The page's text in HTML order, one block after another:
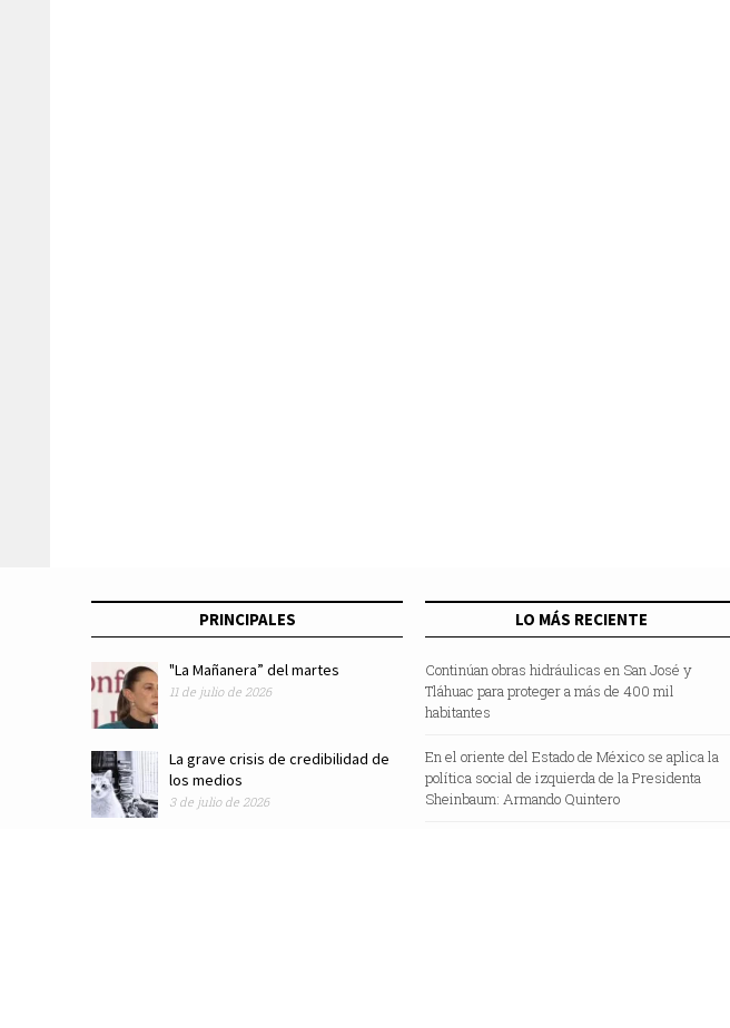
PRINCIPALES
"La Mañanera” del martes
11 de julio de 2026
La grave crisis de credibilidad de
los medios
3 de julio de 2026
LO MÁS RECIENTE
Continúan obras hidráulicas en San José y
Tláhuac para proteger a más de 400 mil
habitantes
En el oriente del Estado de México se aplica la
política social de izquierda de la Presidenta
Sheinbaum: Armando Quintero